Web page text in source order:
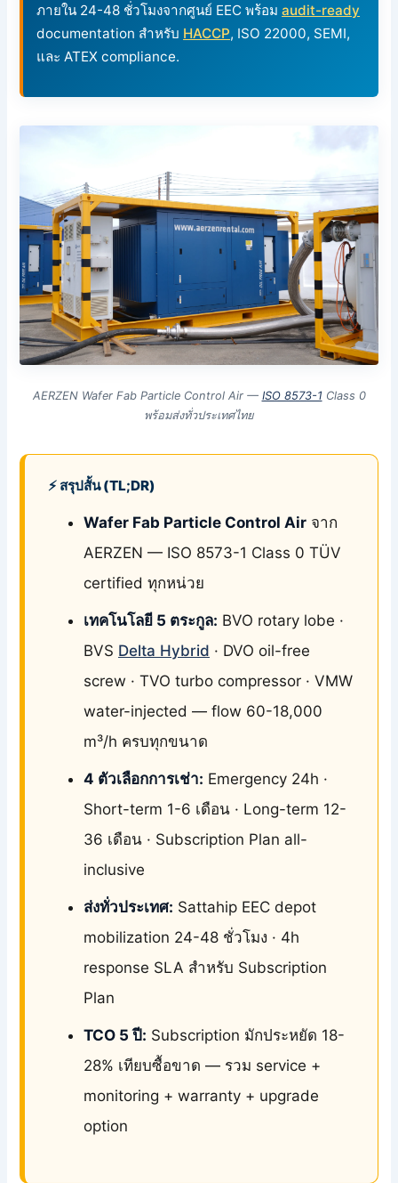
ภายใน 24-48 ชั่วโมงจากศูนย์ EEC พร้อมaudit-ready
documentation สำหรับ HACCP, ISO 22000, SEMI,
และ ATEX compliance.
AERZEN Wafer Fab Particle Control Air — ISO 8573-1 Class 0
พร้อมส่งทั่วประเทศไทย
⚡ สรุปสั้น (TL;DR)
Wafer Fab Particle Control Airจาก
AERZEN — ISO 8573-1 Class 0 TÜV
certified ทุกหน่วย
เทคโนโลยี 5 ตระกูล: BVO rotary lobe ·
BVS Delta Hybrid · DVO oil-free
screw · TVO turbo compressor · VMW
water-injected — flow 60-18,000
m³/h ครบทุกขนาด
4 ตัวเลือกการเช่า: Emergency 24h ·
Short-term 1-6 เดือน · Long-term 12-
36 เดือน · Subscription Plan all-
inclusive
ส่งทั่วประเทศ: Sattahip EEC depot
mobilization 24-48 ชั่วโมง · 4h
response SLA สำหรับ Subscription
Plan
TCO 5 ปี: Subscription มักประหยัด 18-
28% เทียบซื้อขาด — รวม service +
monitoring + warranty + upgrade
option